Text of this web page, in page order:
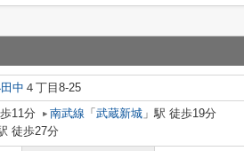
中 ４丁目8-25
11分 南武線 「 武蔵新城 」駅 徒歩19分
徒歩27分